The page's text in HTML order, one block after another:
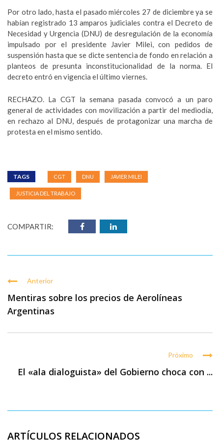
Por otro lado, hasta el pasado miércoles 27 de diciembre ya se
habían registrado 13 amparos judiciales contra el Decreto de
Necesidad y Urgencia (DNU) de desregulación de la economía
impulsado por el presidente Javier Milei, con pedidos de
suspensión hasta que se dicte sentencia de fondo en relación a
planteos de presunta inconstitucionalidad de la norma. El
decreto entró en vigencia el último viernes.
RECHAZO. La CGT la semana pasada convocó a un paro
general de actividades con movilización a partir del mediodía,
en rechazo al DNU, después de protagonizar una marcha de
protesta en el mismo sentido.
TAGS CGT DNU JAVIER MILEI
JUSTICIA DEL TRABAJO
COMPARTIR:
Anterior
Mentiras sobre los precios de Aerolíneas
Argentinas
Próximo
El «ala dialoguista» del Gobierno choca con ...
ARTÍCULOS RELACIONADOS